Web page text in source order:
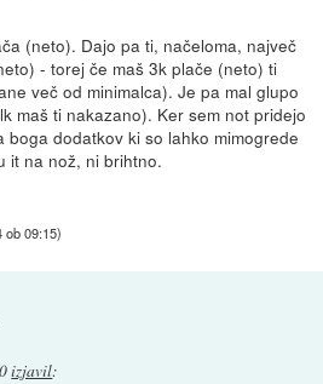
(neto). Dajo pa ti, načeloma, največ
- torej če maš 3k plače (neto) ti
več od minimalca). Je pa mal glupo
maš ti nakazano). Ker sem not pridejo
boga dodatkov ki so lahko mimogrede
it na nož, ni brihtno.
ob 09:15)
izjavil: